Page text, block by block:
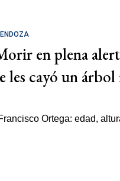
en plena
les cayó un